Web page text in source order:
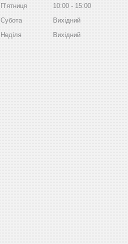
Пʼятниця
10:00
15:00
Субота
Вихідний
Неділя
Вихідний